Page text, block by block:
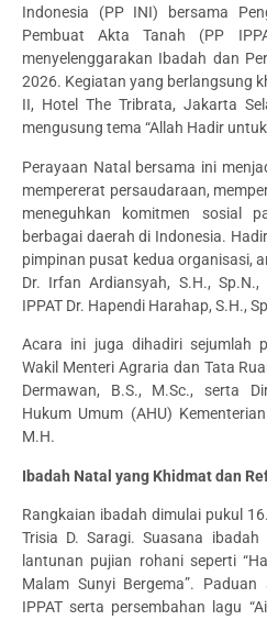
Indonesia (PP INI) bersama
Pembuat Akta Tanah (PP
menyelenggarakan Ibadah dan
2026. Kegiatan yang berlangsung
II, Hotel The Tribrata, Jakarta
mengusung tema “Allah Hadir
Perayaan Natal bersama ini
mempererat persaudaraan,
meneguhkan komitmen sosial
berbagai daerah di Indonesia.
pimpinan pusat kedua organisasi,
Dr. Irfan Ardiansyah, S.H.,
IPPAT Dr. Hapendi Harahap, S.H.,
Acara ini juga dihadiri sejumlah
Wakil Menteri Agraria dan Tata
Dermawan, B.S., M.Sc., serta
Hukum Umum (AHU)
M.H.
Ibadah Natal yang Khidmat dan
Rangkaian ibadah dimulai pukul
Trisia D. Saragi. Suasana
lantunan pujian rohani seperti
Malam Sunyi Bergema”.
IPPAT serta persembahan lagu